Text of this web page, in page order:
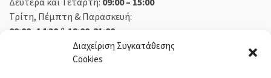
Διαχείριση Συγκατάθεσης
Cookies
Τρίτη, Πέμπτη & Παρασκευή:
09:00 -14:30 & 18:00-21:00
09:00 – 14:30
Κλειστά